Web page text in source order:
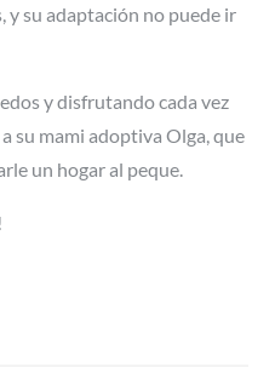
y su adaptación no puede ir
y disfrutando cada vez
su mami adoptiva Olga, que
un hogar al peque.